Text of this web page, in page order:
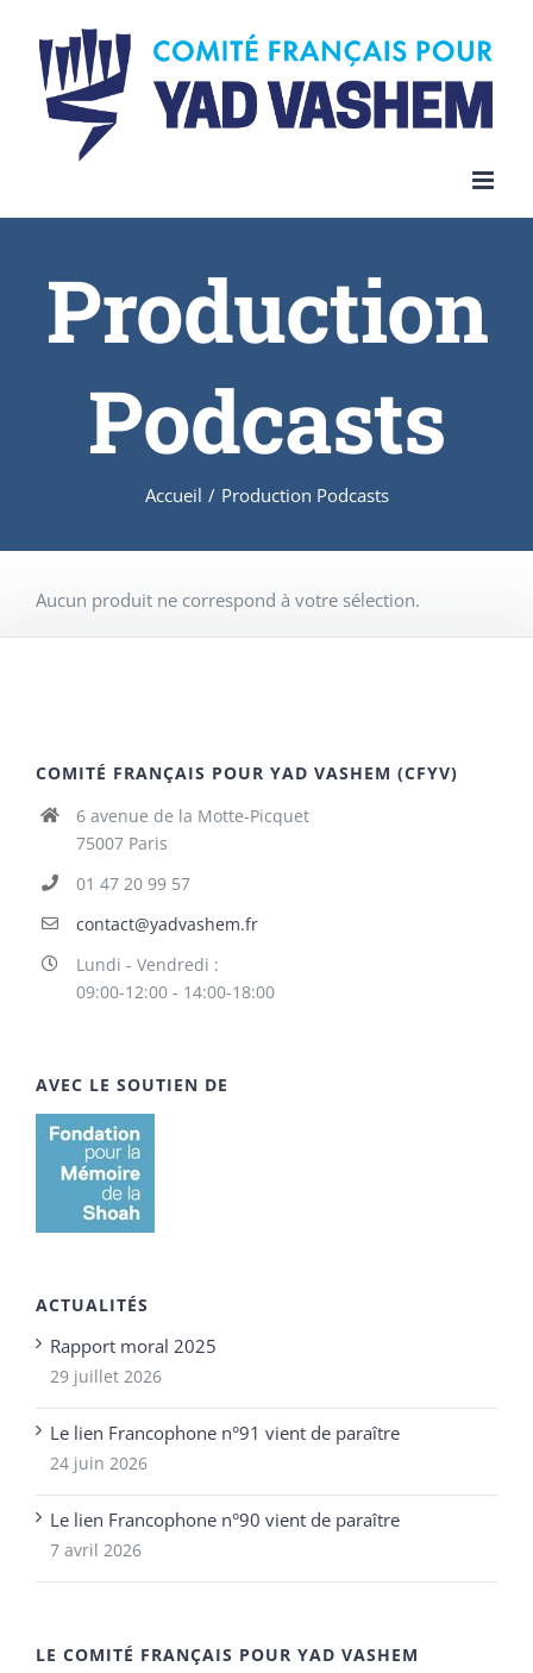
content
Production
Podcasts
Accueil / Production Podcasts
Aucun produit ne correspond à votre sélection.
COMITÉ FRANÇAIS POUR YAD VASHEM (CFYV)
6 avenue de la Motte-Picquet
75007 Paris
01 47 20 99 57
contact@yadvashem.fr
Lundi - Vendredi :
09:00-12:00 - 14:00-18:00
AVEC LE SOUTIEN DE
ACTUALITÉS
Rapport moral 2025
29 juillet 2026
Le lien Francophone n°91 vient de paraître
24 juin 2026
Le lien Francophone n°90 vient de paraître
7 avril 2026
LE COMITÉ FRANÇAIS POUR YAD VASHEM